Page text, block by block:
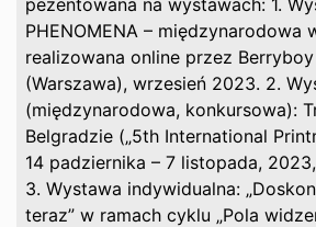
pezentowana na wystawach: 1.
PHENOMENA – międzynarodowa
realizowana online przez
(Warszawa), wrzesień 2023. 2.
(międzynarodowa, konkursowa):
Belgradzie („5th International
14 padziernika – 7 listopada,
3. Wystawa indywidualna:
teraz” w ramach cyklu „Pola